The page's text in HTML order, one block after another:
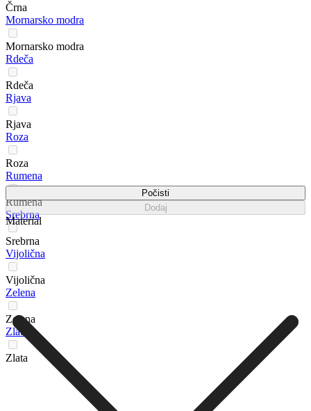
Črna
Mornarsko modra
Mornarsko modra
Rdeča
Rdeča
Rjava
Rjava
Roza
Roza
Rumena
Rumena
Srebrna
Srebrna
Vijolična
Vijolična
Zelena
Zelena
Zlata
Zlata
Počisti
Dodaj
Material